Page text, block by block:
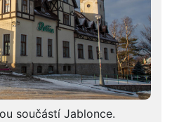
součástí Jablonce.